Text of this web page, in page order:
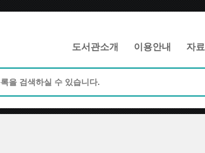
도서관소개 이용안내 자